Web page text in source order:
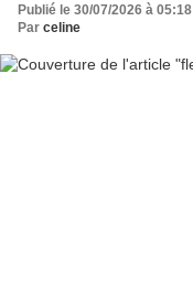
Publié le 30/07/2026 à 05:18
Par celine